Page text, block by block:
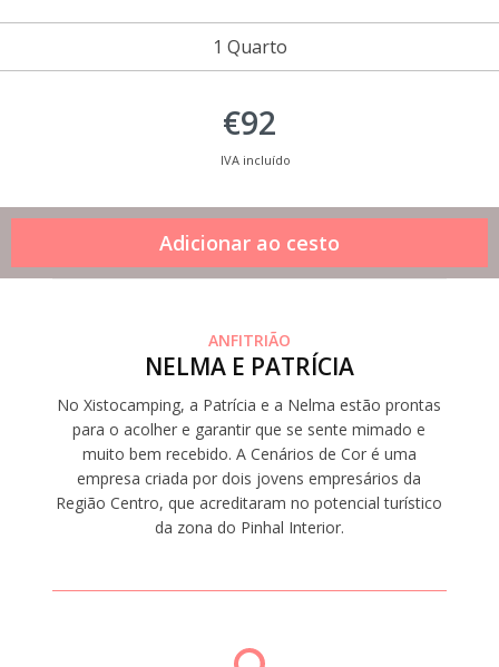
1 Quarto
€92
IVA incluído
ANFITRIÃO
NELMA E PATRÍCIA
No Xistocamping, a Patrícia e a Nelma estão prontas
para o acolher e garantir que se sente mimado e
muito bem recebido. A Cenários de Cor é uma
empresa criada por dois jovens empresários da
Região Centro, que acreditaram no potencial turístico
da zona do Pinhal Interior.